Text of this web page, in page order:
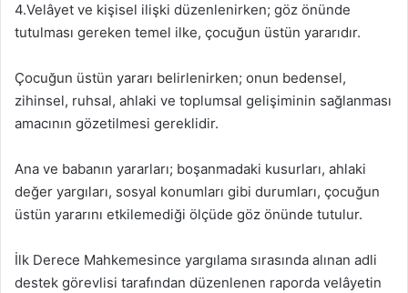
4.Velâyet ve kişisel ilişki düzenlenirken; göz önünde
tutulması gereken temel ilke, çocuğun üstün yararıdır.
Çocuğun üstün yararı belirlenirken; onun bedensel,
zihinsel, ruhsal, ahlaki ve toplumsal gelişiminin sağlanması
amacının gözetilmesi gereklidir.
Ana ve babanın yararları; boşanmadaki kusurları, ahlaki
değer yargıları, sosyal konumları gibi durumları, çocuğun
üstün yararını etkilemediği ölçüde göz önünde tutulur.
İlk Derece Mahkemesince yargılama sırasında alınan adli
destek görevlisi tarafından düzenlenen raporda velâyetin